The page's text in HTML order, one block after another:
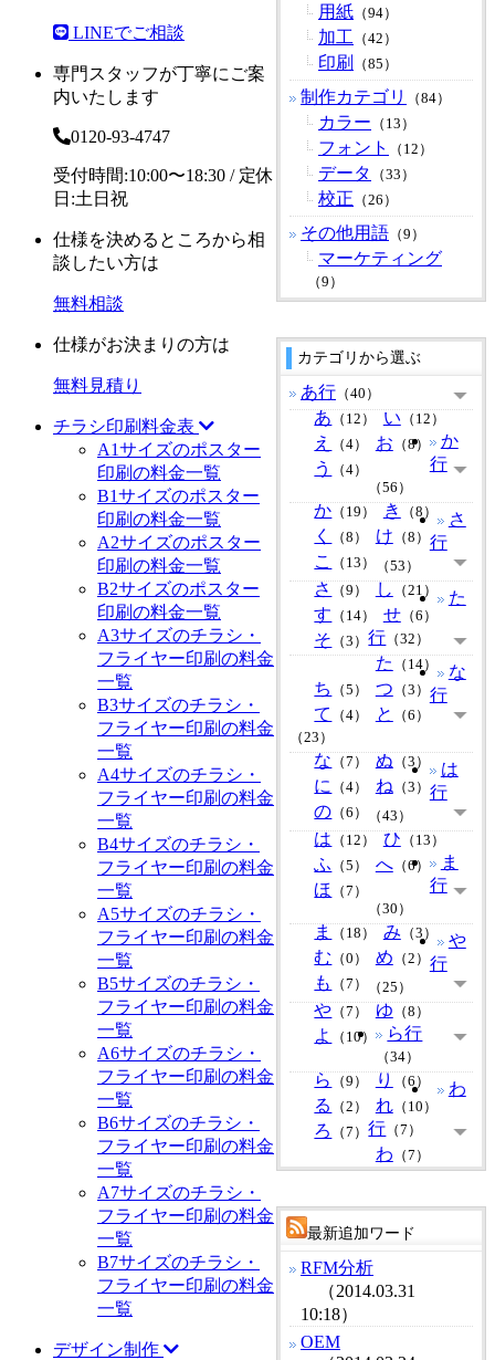
用紙 （94）
加工 （42）
印刷 （85）
制作カテゴリ （84）
カラー （13）
フォント （12）
データ （33）
校正 （26）
その他用語 （9）
マーケティング
（9）
カテゴリから選ぶ
あ行 （40）
あ （12） い （12）
え （4） お （8）
う （4）
か
行
（56）
か （19） き （8）
く （8） け （8）
こ （13）
さ
行
（53）
さ （9） し （21）
す （14） せ（6）
そ （3）
た
行 （32）
た （14）
ち （5） つ （3）
て （4） と （6）
な
行
（23）
な （7） ぬ （3）
に （4） ね（3）
の （6）
は
行
（43）
は （12） ひ （13）
ふ （5） へ（6）
ほ （7）
ま
行
（30）
ま （18） み （3）
む （0） め （2）
も （7）
や
行
（25）
や （7） ゆ （8）
よ （10） ら行
（34）
ら （9） り （6）
る （2） れ（10）
ろ （7）
わ
行 （7）
わ （7）
最新追加ワード
RFM分析
（2014.03.31
10:18）
OEM
LINEでご相談
専門スタッフが丁寧にご案
内いたします
0120-93-4747
受付時間:10:00〜18:30 / 定休
日:土日祝
仕様を決めるところから相
談したい方は
無料相談
仕様がお決まりの方は
無料見積り
チラシ印刷料金表
A1サイズのポスター
印刷の料金一覧
B1サイズのポスター
印刷の料金一覧
A2サイズのポスター
印刷の料金一覧
B2サイズのポスター
印刷の料金一覧
A3サイズのチラシ・
フライヤー印刷の料金
一覧
B3サイズのチラシ・
フライヤー印刷の料金
一覧
A4サイズのチラシ・
フライヤー印刷の料金
一覧
B4サイズのチラシ・
フライヤー印刷の料金
一覧
A5サイズのチラシ・
フライヤー印刷の料金
一覧
B5サイズのチラシ・
フライヤー印刷の料金
一覧
A6サイズのチラシ・
フライヤー印刷の料金
一覧
B6サイズのチラシ・
フライヤー印刷の料金
一覧
A7サイズのチラシ・
フライヤー印刷の料金
一覧
B7サイズのチラシ・
フライヤー印刷の料金
一覧
デザイン制作